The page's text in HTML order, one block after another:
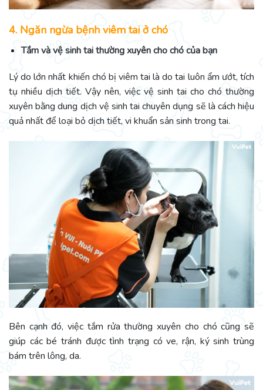
4. Ngăn ngừa bệnh viêm tai ở chó
Tắm và vệ sinh tai thường xuyên cho chó của bạn
Lý do lớn nhất khiến chó bị viêm tai là do tai luôn ẩm ướt, tích
tụ nhiều dịch tiết. Vậy nên, việc vệ sinh tai cho chó thường
xuyên bằng dung dịch vệ sinh tai chuyên dụng sẽ là cách hiệu
quả nhất để loại bỏ dịch tiết, vi khuẩn sản sinh trong tai.
Bên cạnh đó, việc tắm rửa thường xuyên cho chó cũng sẽ
giúp các bé tránh được tình trạng có ve, rận, ký sinh trùng
bám trên lông, da.